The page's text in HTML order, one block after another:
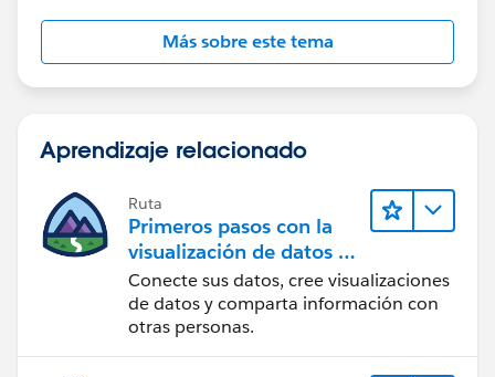
Más sobre este tema
Aprendizaje relacionado
Ruta
Primeros pasos con la
visualización de datos en
Tableau Desktop
Conecte sus datos, cree visualizaciones
de datos y comparta información con
otras personas.